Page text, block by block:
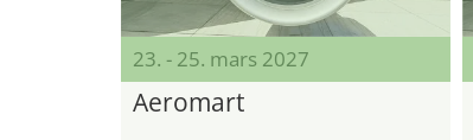
23. - 25. mars 2027
Aeromart